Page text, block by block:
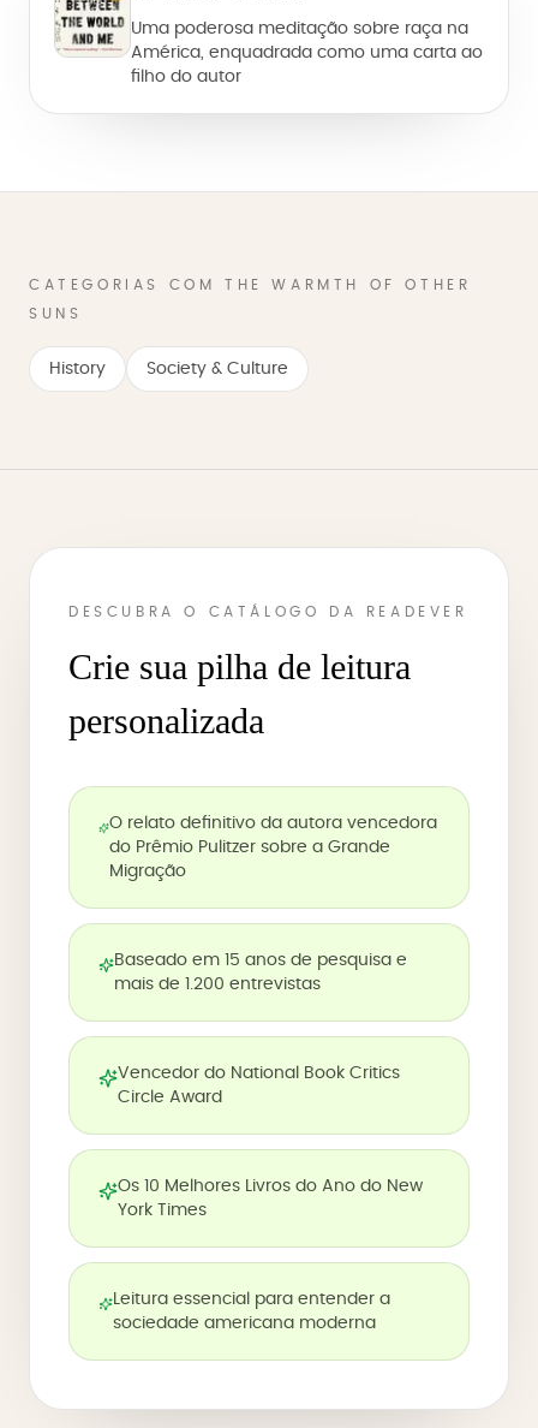
Uma poderosa meditação sobre raça na
América, enquadrada como uma carta ao
filho do autor
CATEGORIAS COM THE WARMTH OF OTHER
SUNS
History Society & Culture
DESCUBRA O CATÁLOGO DA READEVER
Crie sua pilha de leitura
personalizada
O relato definitivo da autora vencedora
do Prêmio Pulitzer sobre a Grande
Migração
Baseado em 15 anos de pesquisa e
mais de 1.200 entrevistas
Vencedor do National Book Critics
Circle Award
Os 10 Melhores Livros do Ano do New
York Times
Leitura essencial para entender a
sociedade americana moderna